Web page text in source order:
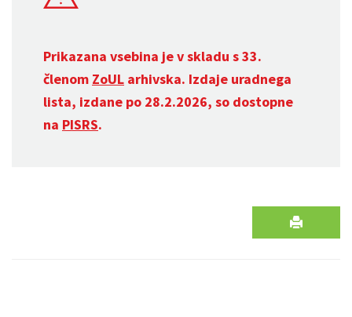
Prikazana vsebina je v skladu s 33.
členom ZoUL arhivska. Izdaje uradnega
lista, izdane po 28.2.2026, so dostopne
na PISRS.